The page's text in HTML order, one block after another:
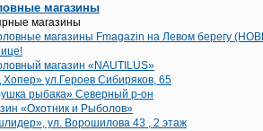
магазины
магазины
магазины Fmagazin на Левом берегу
магазин «NAUTILUS»
Хопер» ул.Героев Сибиряков, 65
рыбака» Северный р-он
«Охотник и Рыболов»
ул. Ворошилова 43 , 2 этаж